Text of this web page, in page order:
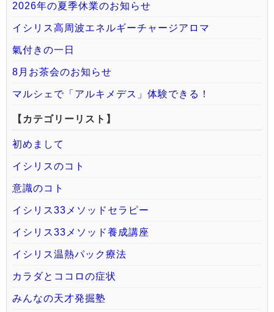
2026年の夏季休業のお知らせ
イシリス高周波エネルギーチャージアロマ
氣付きの一日
8月お茶会のお知らせ
マルシェで「アルキメデス」体験できる！
【カテゴリーリスト】
初めまして
イシリスのコト
意識のコト
イシリス33メソッドセラピー
イシリス33メソッド養成講座
イシリス温熱パック療法
カラダとココロの症状
みんなの天才発掘塾